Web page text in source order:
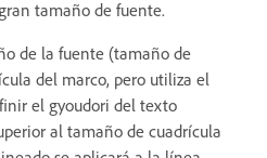
tamaño de fuente.
de la fuente (tamaño de
del marco, pero utiliza el
el gyoudori del texto
al tamaño de cuadrícula